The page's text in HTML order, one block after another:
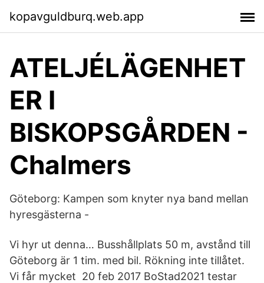
kopavguldburq.web.app
ATELJÉLÄGENHET
ER I
BISKOPSGÅRDEN -
Chalmers
Göteborg: Kampen som knyter nya band mellan
hyresgästerna -
Vi hyr ut denna… Busshållplats 50 m, avstånd till
Göteborg är 1 tim. med bil. Rökning inte tillåtet.
Vi får mycket 20 feb 2017 BoStad2021 testar